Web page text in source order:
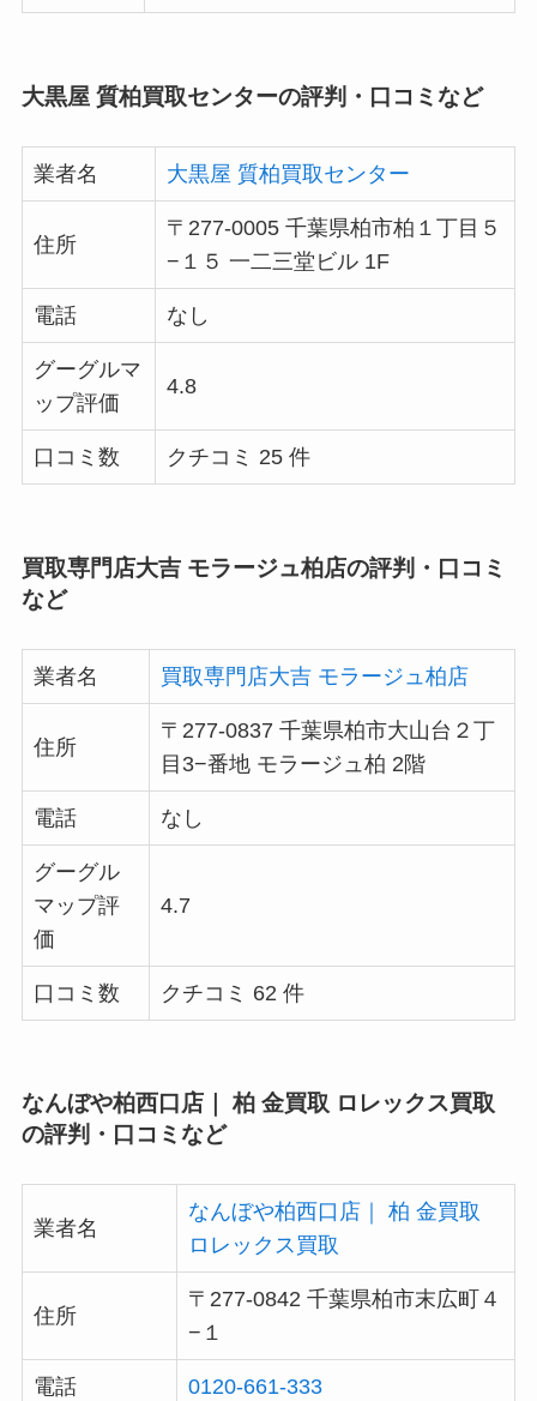
大黒屋 質柏買取センターの評判・口コミなど
業者名 大黒屋 質柏買取センター
住所
〒277-0005 千葉県柏市柏１丁目５
−１５ 一二三堂ビル 1F
電話 なし
グーグルマ
ップ評価
4.8
口コミ数 クチコミ 25 件
買取専門店大吉 モラージュ柏店の評判・口コミ
など
業者名 買取専門店大吉 モラージュ柏店
住所
〒277-0837 千葉県柏市大山台２丁
目3−番地 モラージュ柏 2階
電話 なし
グーグル
マップ評
価
4.7
口コミ数 クチコミ 62 件
なんぼや柏西口店｜ 柏 金買取 ロレックス買取
の評判・口コミなど
業者名
なんぼや柏西口店｜ 柏 金買取
ロレックス買取
住所
〒277-0842 千葉県柏市末広町４
−１
電話 0120-661-333